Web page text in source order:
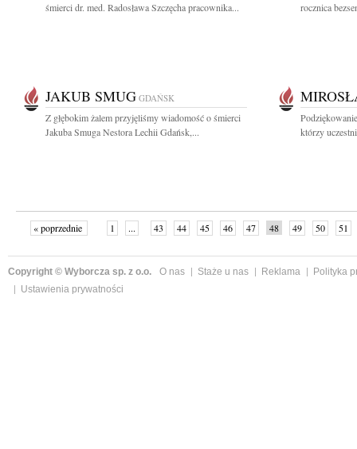
śmierci dr. med. Radosława Szczęcha pracownika...
rocznica
JAKUB SMUG GDAŃSK
Z głębokim żalem przyjęliśmy wiadomość o śmierci
Jakuba Smuga Nestora Lechii Gdańsk,...
którzy
« poprzednie 1 ... 43 44 45 46 47 48 49 50
51
Copyright © Wyborcza sp. z o.o. O nas Staże u nas Reklama
Polityka
Ustawienia prywatności